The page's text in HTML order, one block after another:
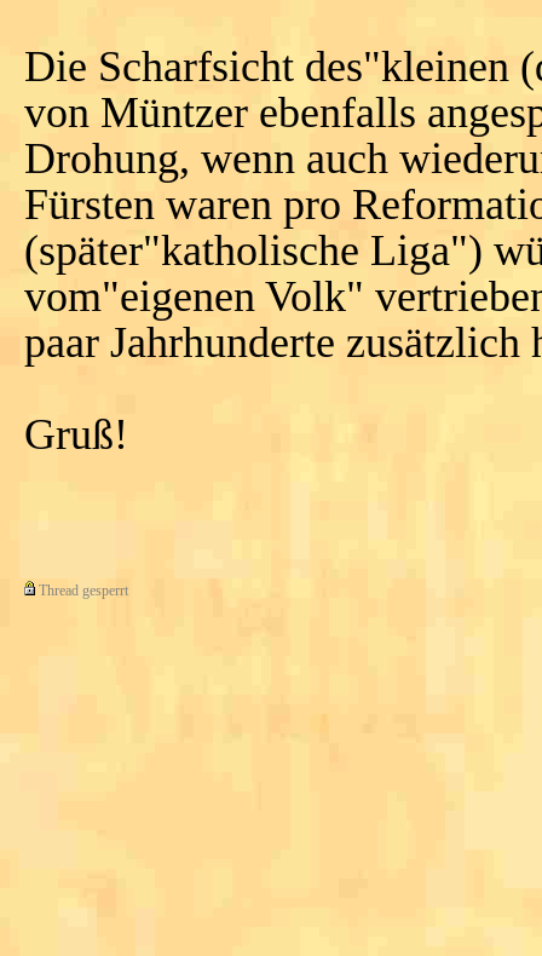
Die Scharfsicht des"kleinen
von Müntzer ebenfalls
Drohung, wenn auch
Fürsten waren pro
(später"katholische Liga")
vom"eigenen Volk"
paar Jahrhunderte zusätzlich
Gruß!
Thread gesperrt